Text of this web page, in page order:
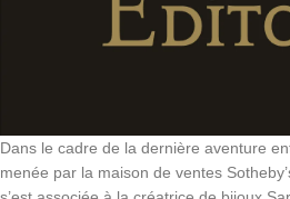
Dans le cadre de la dernière aventure
menée par la maison de ventes